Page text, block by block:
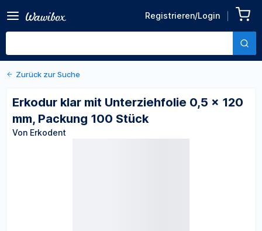
Registrieren/Login
Unterziehfolie 0,5 x 120 mm,
Packung 100 Stück
Von Erkodent
Zurück zu den Produktdetails
Zurück zur Suche
Erkodur klar mit Unterziehfolie 0,5 x 120
mm, Packung 100 Stück
Von Erkodent